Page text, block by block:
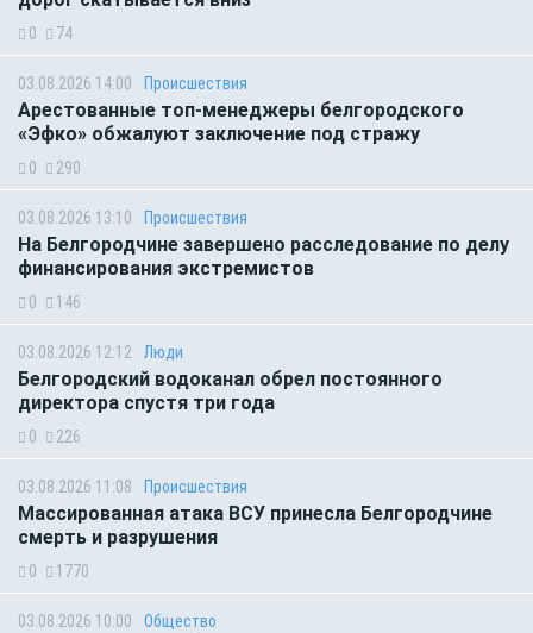
0 74
03.08.2026 14:00 Происшествия
Арестованные топ-менеджеры белгородского
«Эфко» обжалуют заключение под стражу
0 290
03.08.2026 13:10 Происшествия
На Белгородчине завершено расследование по делу
финансирования экстремистов
0 146
03.08.2026 12:12 Люди
Белгородский водоканал обрел постоянного
директора спустя три года
0 226
03.08.2026 11:08 Происшествия
Массированная атака ВСУ принесла Белгородчине
смерть и разрушения
0 1770
03.08.2026 10:00 Общество